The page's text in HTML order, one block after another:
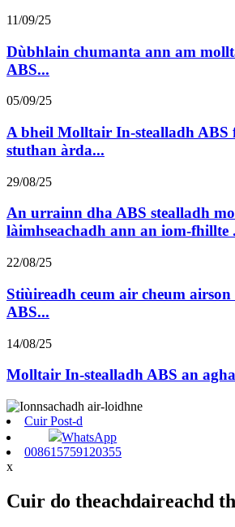
11/09/25
Dùbhlain chumanta ann am
ABS...
05/09/25
A bheil Molltair In-stealladh ABS
stuthan àrda...
29/08/25
An urrainn dha ABS stealladh
làimhseachadh ann an iom-fhillte
22/08/25
Stiùireadh ceum air cheum
ABS...
14/08/25
Molltair In-stealladh ABS an
Cuir Post-d
WhatsApp
008615759120355
x
Cuir do theachdaireachd